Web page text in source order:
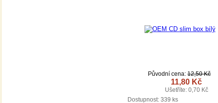
Původní cena: 12,50 Kč
11,80 Kč
Ušetříte: 0,70 Kč
Dostupnost: 339 ks